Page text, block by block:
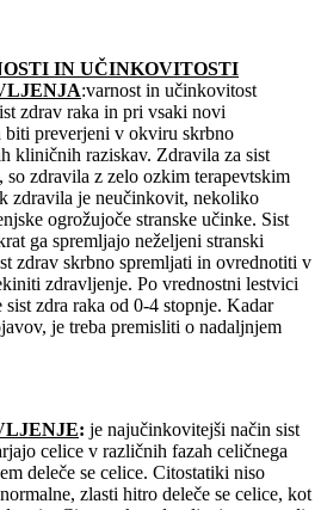
IN UČINKOVITOSTI
:varnost in učinkovitost
zdrav raka in pri vsaki novi
preverjeni v okviru skrbno
kliničnih raziskav. Zdravila za sist
so zdravila z zelo ozkim terapevtskim
zdravila je neučinkovit, nekoliko
ogrožujoče stranske učinke. Sist
ga spremljajo neželjeni stranski
zdrav skrbno spremljati in ovrednotiti v
zdravljenje. Po vrednostni lestvici
zdra raka od 0-4 stopnje. Kadar
je treba premisliti o nadaljnjem
: je najučinkovitejši način sist
celice v različnih fazah celičnega
deleče se celice. Citostatiki niso
zlasti hitro deleče se celice, kot